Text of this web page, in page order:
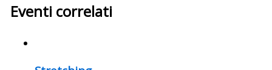
Eventi correlati